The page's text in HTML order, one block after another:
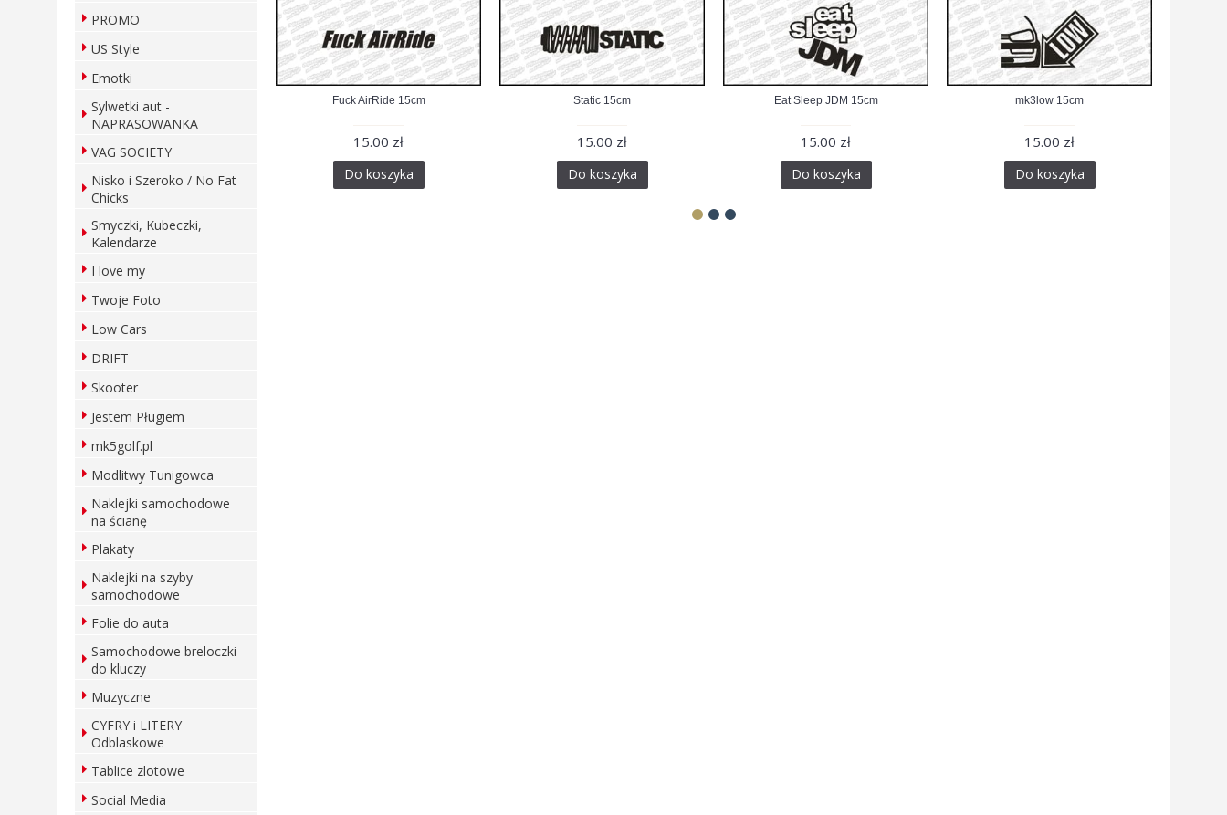
PROMO
US Style
Emotki
Sylwetki aut -
NAPRASOWANKA
VAG SOCIETY
Nisko i Szeroko / No Fat
Chicks
Smyczki, Kubeczki,
Kalendarze
I love my
Twoje Foto
Low Cars
DRIFT
Skooter
Jestem Pługiem
mk5golf.pl
Modlitwy Tunigowca
Naklejki samochodowe
na ścianę
Plakaty
Naklejki na szyby
samochodowe
Folie do auta
Samochodowe breloczki
do kluczy
Muzyczne
CYFRY i LITERY
Odblaskowe
Tablice zlotowe
Social Media
Fuck AirRide 15cm
15.00 zł
Do koszyka
Static 15cm
15.00 zł
Do koszyka
Eat Sleep JDM 15cm
15.00 zł
Do koszyka
mk3low 15cm
15.00 zł
Do koszyka